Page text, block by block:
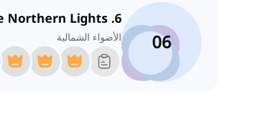
06
6. The Northern Lights
الأضواء الشمالية